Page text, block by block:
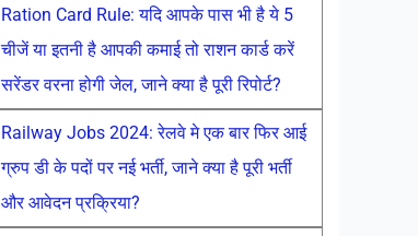
Ration Card Rule: यदि आपके पास भी है ये 5
चीजें या इतनी है आपकी कमाई तो राशन कार्ड करें
सरेंडर वरना होगी जेल, जाने क्या है पूरी रिपोर्ट?
Railway Jobs 2024: रेलवे मे एक बार फिर आई
ग्रुप डी के पदों पर नई भर्ती, जाने क्या है पूरी भर्ती
और आवेदन प्रक्रिया?